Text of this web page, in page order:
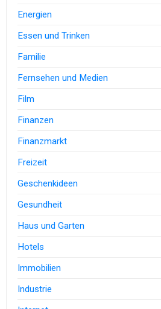
Energien
Essen und Trinken
Familie
Fernsehen und Medien
Film
Finanzen
Finanzmarkt
Freizeit
Geschenkideen
Gesundheit
Haus und Garten
Hotels
Immobilien
Industrie